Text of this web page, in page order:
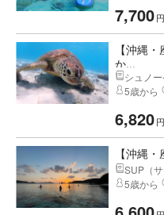
7,700円
【沖縄
か...
シュノ
5歳から
6,820円
【沖縄
SUP（サ
5歳から